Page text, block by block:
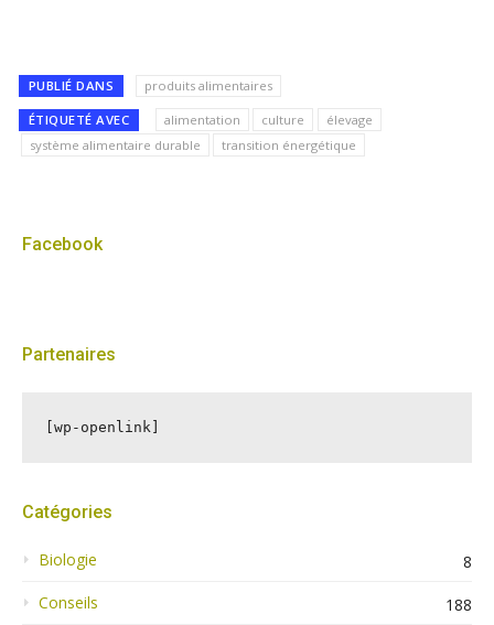
PUBLIÉ DANS produits alimentaires
ÉTIQUETÉ AVEC alimentation culture
élevage
système alimentaire durable
transition énergétique
Facebook
Partenaires
[wp-openlink]
Catégories
Biologie
8
Conseils
188